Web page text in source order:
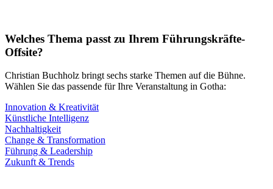
Welches Thema passt zu Ihrem Führungskräfte-
Offsite?
Christian Buchholz bringt sechs starke Themen auf die Bühne.
Wählen Sie das passende für Ihre Veranstaltung in Gotha:
Innovation & Kreativität
Künstliche Intelligenz
Nachhaltigkeit
Change & Transformation
Führung & Leadership
Zukunft & Trends